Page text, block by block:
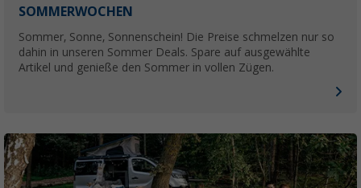
SOMMERWOCHEN
Sommer, Sonne, Sonnenschein! Die Preise schmelzen nur so
dahin in unseren Sommer Deals. Spare auf ausgewählte
Artikel und genieße den Sommer in vollen Zügen.